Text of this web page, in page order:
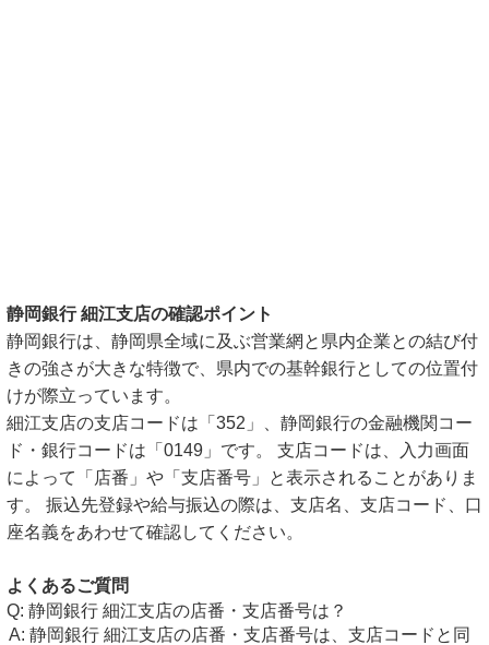
静岡銀行 細江支店の確認ポイント
静岡銀行は、静岡県全域に及ぶ営業網と県内企業との結び付
きの強さが大きな特徴で、県内での基幹銀行としての位置付
けが際立っています。
細江支店の支店コードは「352」、静岡銀行の金融機関コー
ド・銀行コードは「0149」です。 支店コードは、入力画面
によって「店番」や「支店番号」と表示されることがありま
す。 振込先登録や給与振込の際は、支店名、支店コード、口
座名義をあわせて確認してください。
よくあるご質問
静岡銀行 細江支店の店番・支店番号は？
静岡銀行 細江支店の店番・支店番号は、支店コードと同